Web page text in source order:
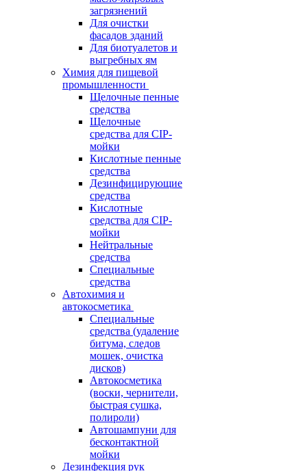
загрязнений
Для очистки
фасадов зданий
Для биотуалетов и
выгребных ям
Химия для пищевой
промышленности
Щелочные пенные
средства
Щелочные
средства для CIP-
мойки
Кислотные пенные
средства
Дезинфицирующие
средства
Кислотные
средства для CIP-
мойки
Нейтральные
средства
Специальные
средства
Автохимия и
автокосметика
Специальные
средства (удаление
битума, следов
мошек, очистка
дисков)
Автокосметика
(воски, чернители,
быстрая сушка,
полироли)
Автошампуни для
бесконтактной
мойки
Дезинфекция рук